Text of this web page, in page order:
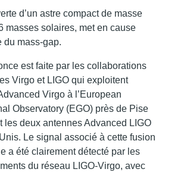
d’un astre compact de masse
masses solaires, met en cause
du mass-gap.
est faite par les collaborations
Virgo et LIGO qui exploitent
Virgo à l’European
Observatory (EGO) près de Pise
les deux antennes Advanced LIGO
Le signal associé à cette fusion
a été clairement détecté par les
du réseau LIGO-Virgo, avec